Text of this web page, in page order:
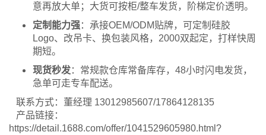
意再放大单；大货可按柜/整车发货，阶梯定价透明。
定制能力强：承接OEM/ODM贴牌，可定制硅胶
Logo、改吊卡、换包装风格，2000双起定，打样快周
期短。
现货秒发：常规款仓库常备库存，48小时闪电发货，
急单可走专车配送。
联系方式：董经理 13012985607/17864128135
产品链接：
https://detail.1688.com/offer/1041529605980.html?